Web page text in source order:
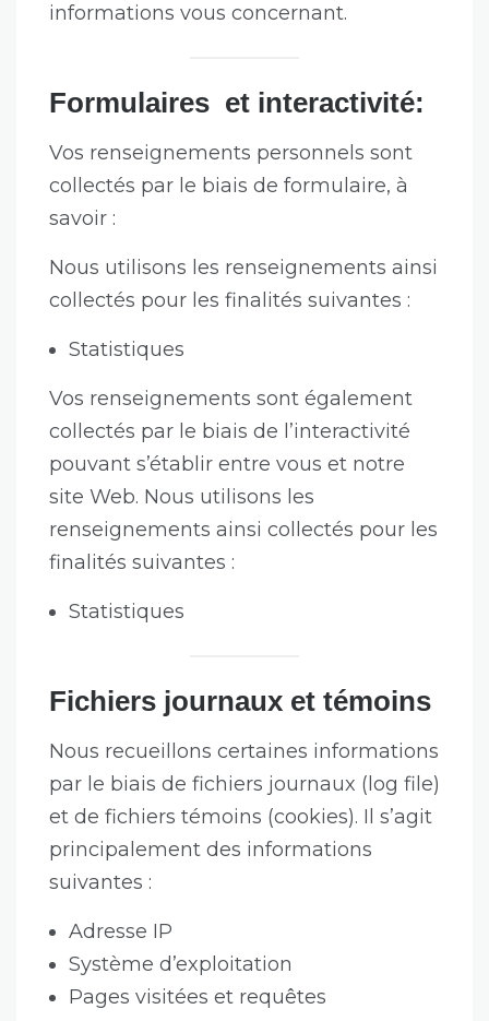
informations vous concernant.
Formulaires et interactivité:
Vos renseignements personnels sont
collectés par le biais de formulaire, à
savoir :
Nous utilisons les renseignements ainsi
collectés pour les finalités suivantes :
Statistiques
Vos renseignements sont également
collectés par le biais de l’interactivité
pouvant s’établir entre vous et notre
site Web. Nous utilisons les
renseignements ainsi collectés pour les
finalités suivantes :
Statistiques
Fichiers journaux et témoins
Nous recueillons certaines informations
par le biais de fichiers journaux (log file)
et de fichiers témoins (cookies). Il s’agit
principalement des informations
suivantes :
Adresse IP
Système d’exploitation
Pages visitées et requêtes